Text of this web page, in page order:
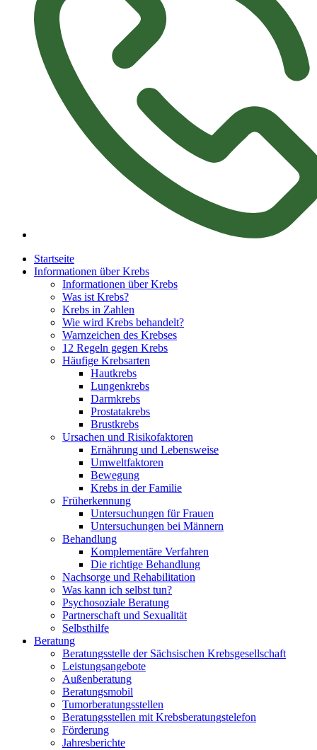
Startseite
Informationen über Krebs
Informationen über Krebs
Was ist Krebs?
Krebs in Zahlen
Wie wird Krebs behandelt?
Warnzeichen des Krebses
12 Regeln gegen Krebs
Häufige Krebsarten
Hautkrebs
Lungenkrebs
Darmkrebs
Prostatakrebs
Brustkrebs
Ursachen und Risikofaktoren
Ernährung und Lebensweise
Umweltfaktoren
Bewegung
Krebs in der Familie
Früherkennung
Untersuchungen für Frauen
Untersuchungen bei Männern
Behandlung
Komplementäre Verfahren
Die richtige Behandlung
Nachsorge und Rehabilitation
Was kann ich selbst tun?
Psychosoziale Beratung
Partnerschaft und Sexualität
Selbsthilfe
Beratung
Beratungsstelle der Sächsischen Krebsgesellschaft
Leistungsangebote
Außenberatung
Beratungsmobil
Tumorberatungsstellen
Beratungsstellen mit Krebsberatungstelefon
Förderung
Jahresberichte